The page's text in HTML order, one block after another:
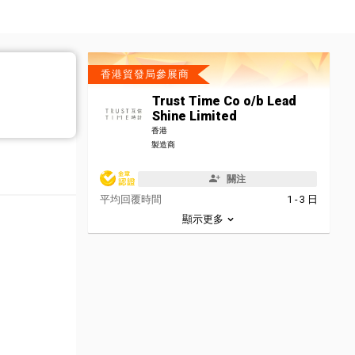
香港貿發局參展商
Trust Time Co o/b Lead
Shine Limited
香港
製造商
關注
平均回覆時間
1 - 3 日
顯示更多